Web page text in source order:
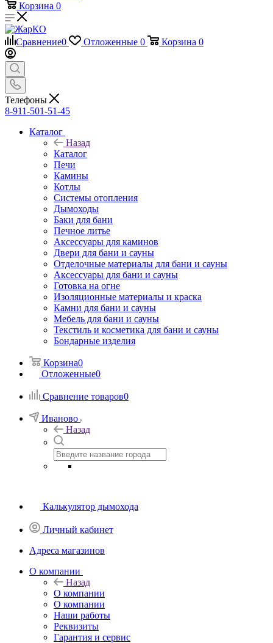
Корзина 0
Сравнение0 Отложенные 0 Корзина 0
Телефоны
8-911-501-51-45
Каталог
Назад
Каталог
Печи
Камины
Котлы
Системы отопления
Дымоходы
Баки для бани
Печное литье
Аксессуары для каминов
Двери для бани и сауны
Отделочные материалы для бани и сауны
Аксессуары для бани и сауны
Готовка на огне
Изоляционные материалы и краска
Камни для бани и сауны
Мебель для бани и сауны
Текстиль и косметика для бани и сауны
Бондарные изделия
Корзина0
Отложенные0
Сравнение товаров0
Иваново
Назад
Калькулятор дымохода
Личный кабинет
Адреса магазинов
O компании
Назад
O компании
О компании
Наши работы
Реквизиты
Гарантия и сервис